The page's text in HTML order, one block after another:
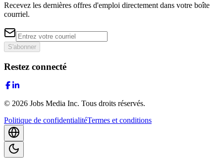
Recevez les dernières offres d'emploi directement dans votre boîte
courriel.
S'abonner
Restez connecté
© 2026 Jobs Media Inc. Tous droits réservés.
Politique de confidentialitéTermes et conditions